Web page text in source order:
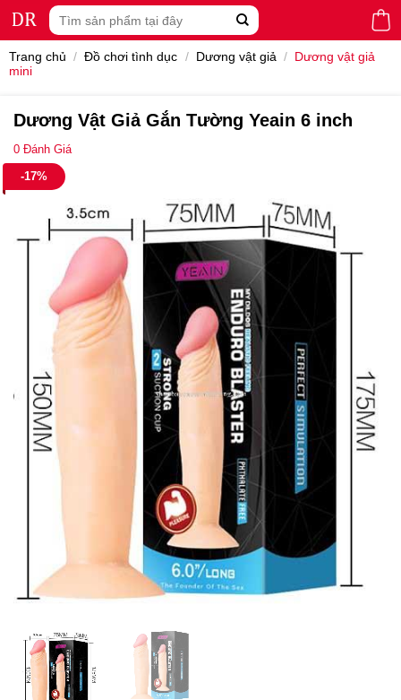
Tìm
kiếm:
Trang chủ / Đồ chơi tình dục / Dương vật giả / Dương vật giả
mini
Dương Vật Giả Gắn Tường Yeain 6 inch
0 Đánh Giá
-17%